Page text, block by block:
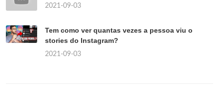
2021-09-03
Tem como ver quantas vezes a pessoa viu o
stories do Instagram?
2021-09-03